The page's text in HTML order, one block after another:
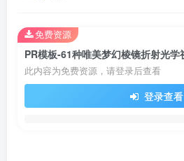
此内容为免费资源，请登录后查看
登录查看
免费资源